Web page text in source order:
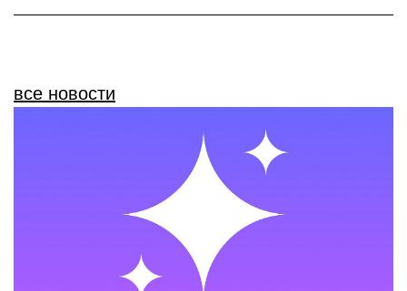
все новости